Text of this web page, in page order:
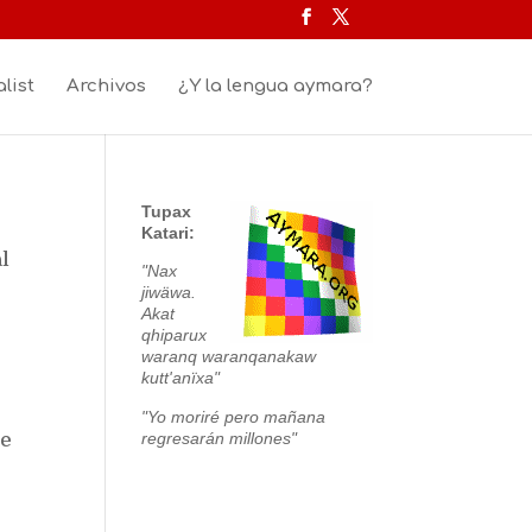
Archivos ¿Y la lengua aymara?
Tupax
Katari:
"Nax
jiwäwa.
Akat
qhiparux
waranq waranqanakaw
kutt'anïxa"
"Yo moriré pero mañana
regresarán millones"